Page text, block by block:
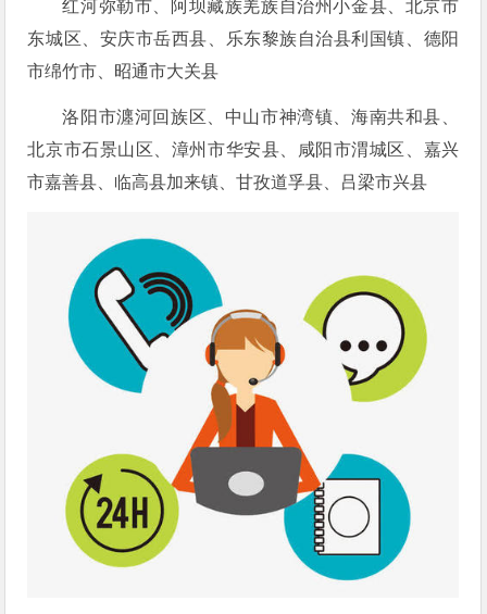
红河弥勒市、阿坝藏族羌族自治州小金县、北京市
东城区、安庆市岳西县、乐东黎族自治县利国镇、德阳
市绵竹市、昭通市大关县
洛阳市瀍河回族区、中山市神湾镇、海南共和县、
北京市石景山区、漳州市华安县、咸阳市渭城区、嘉兴
市嘉善县、临高县加来镇、甘孜道孚县、吕梁市兴县